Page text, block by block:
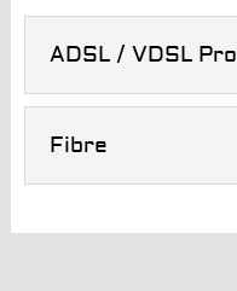
ADSL / VDSL Pro
Fibre